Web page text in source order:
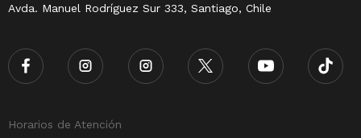
Avda. Manuel Rodríguez Sur 333, Santiago, Chile
Horarios de Atención